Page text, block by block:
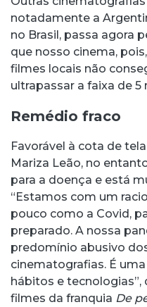
notadamente a
no Brasil, passa agora
que nosso cinema,
filmes locais não
ultrapassar a faixa de
Remédio fraco
Favorável à cota de
Mariza Leão, no
para a doença e está
“Estamos com um
pouco como a Covid,
preparado. A nossa
predomínio abusivo
cinematografias. É
hábitos e tecnologias”,
filmes da franquia De